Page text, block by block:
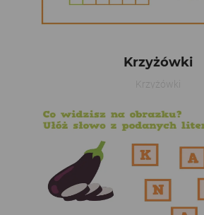
Krzyżówki
Krzyżówki